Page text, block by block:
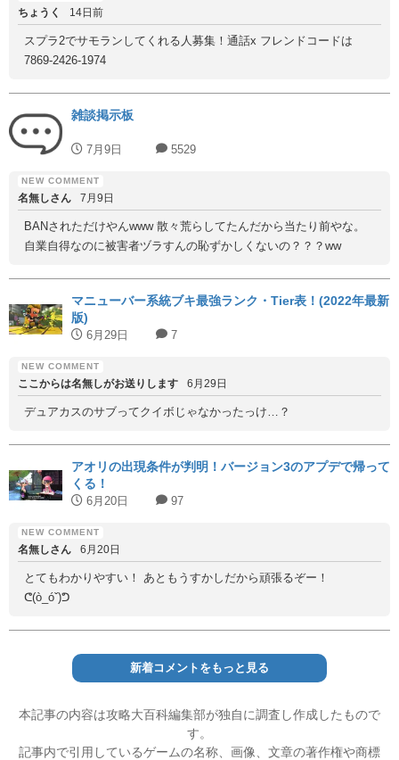
ちょうく 14日前
スプラ2でサモランしてくれる人募集！通話x フレンドコードは
7869-2426-1974
雑談掲示板
7月9日 5529
名無しさん 7月9日
BANされただけやんwww 散々荒らしてたんだから当たり前やな。
自業自得なのに被害者ヅラすんの恥ずかしくないの？？？ww
マニューバー系統ブキ最強ランク・Tier表！(2022年最新
版)
6月29日 7
ここからは名無しがお送りします 6月29日
デュアカスのサブってクイボじゃなかったっけ…？
アオリの出現条件が判明！バージョン3のアプデで帰って
くる！
6月20日 97
名無しさん 6月20日
とてもわかりやすい！ あともうすかしだから頑張るぞー！
ᕦ(ò_óˇ)ᕤ
新着コメントをもっと見る
本記事の内容は攻略大百科編集部が独自に調査し作成したもので
す。
記事内で引用しているゲームの名称、画像、文章の著作権や商標